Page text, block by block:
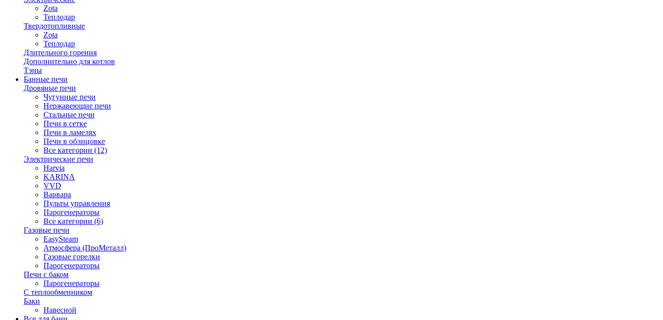
Zota
Теплодар
Твердотопливные
Zota
Теплодар
Длительного горения
Дополнительно для котлов
Тэны
Банные печи
Дровяные печи
Чугунные печи
Нержавеющие печи
Стальные печи
Печи в сетке
Печи в ламелях
Печи в облицовке
Все категории (12)
Электрические печи
Harvia
KARINA
VVD
Варвара
Пульты управления
Парогенераторы
Все категории (6)
Газовые печи
EasySteam
Атмосфера (ПроМеталл)
Газовые горелки
Парогенераторы
Печи с баком
Парогенераторы
С теплообменником
Баки
Навесной